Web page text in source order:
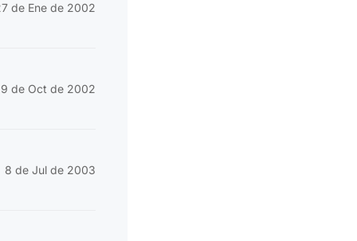
de Ene de 2002
de Oct de 2002
8 de Jul de 2003